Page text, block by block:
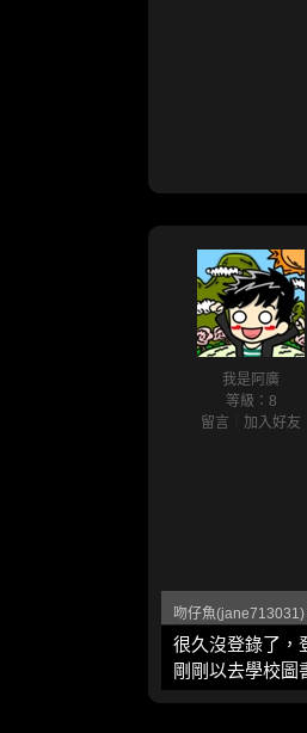
我是阿廣
等級：8
留言
加入好友
吻仔魚(jane713031)
很久沒登錄了，
剛剛以去學校圖